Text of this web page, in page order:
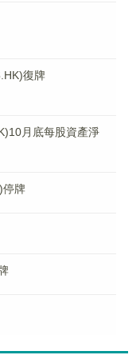
復牌
月底每股資產淨
停牌